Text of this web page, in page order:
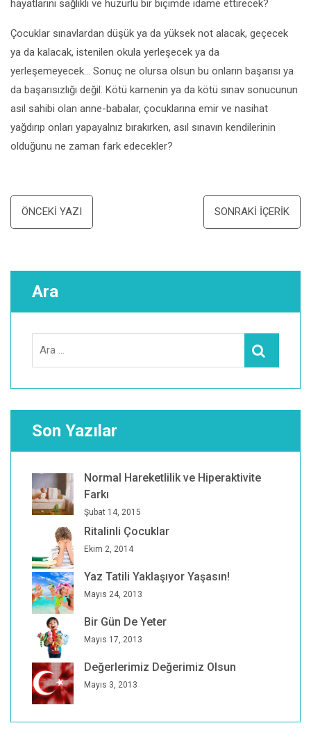
hayatlarını sağlıklı ve huzurlu bir biçimde idame ettirecek?
Çocuklar sınavlardan düşük ya da yüksek not alacak, geçecek
ya da kalacak, istenilen okula yerleşecek ya da
yerleşemeyecek… Sonuç ne olursa olsun bu onların başarısı ya
da başarısızlığı değil. Kötü karnenin ya da kötü sınav sonucunun
asıl sahibi olan anne-babalar, çocuklarına emir ve nasihat
yağdırıp onları yapayalnız bırakırken, asıl sınavın kendilerinin
olduğunu ne zaman fark edecekler?
Yazı
dolaşımı
ÖNCEKI YAZI SONRAKI İÇERIK
Ara
Ara
Son Yazılar
Normal Hareketlilik ve Hiperaktivite
Farkı
Şubat 14, 2015
Ritalinli Çocuklar
Ekim 2, 2014
Yaz Tatili Yaklaşıyor Yaşasın!
Mayıs 24, 2013
Bir Gün De Yeter
Mayıs 17, 2013
Değerlerimiz Değerimiz Olsun
Mayıs 3, 2013